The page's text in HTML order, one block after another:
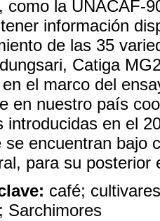
como la UNACAF-
información
de las 35
Catiga
el marco del
en nuestro país
introducidas en el
se encuentran bajo
para su posterior
café;
Sarchimores